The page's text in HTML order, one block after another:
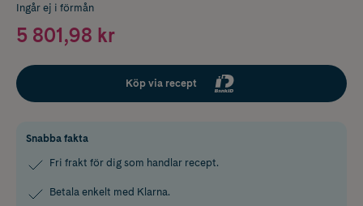
Ingår ej i förmån
5 801,98 kr
Köp via recept
Snabba fakta
Fri frakt för dig som handlar recept.
Betala enkelt med Klarna.